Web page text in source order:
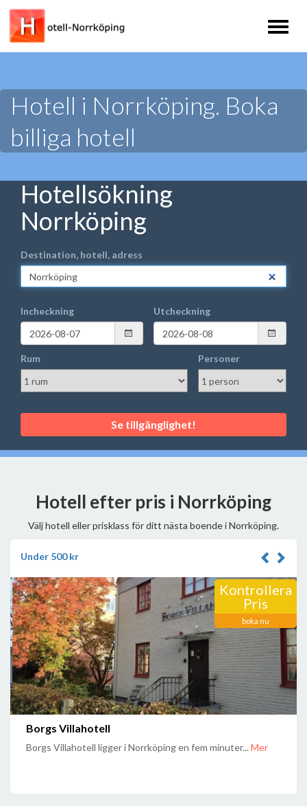
Toggle
Hotell i Norrköping. Boka
billiga hotell
Hotellsökning
Norrköping
Destination, hotell, adress
Incheckning Utcheckning
Rum Personer
Se tillgänglighet!
Hotell efter pris i Norrköping
Välj hotell eller prisklass för ditt nästa boende i Norrköping.
Under 500 kr
Kontrollera
Pris
boka nu
Borgs Villahotell
Borgs Villahotell ligger i Norrköping en fem minuter... Mer